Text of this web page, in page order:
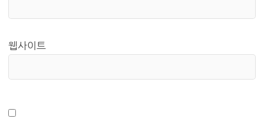
웹사이트